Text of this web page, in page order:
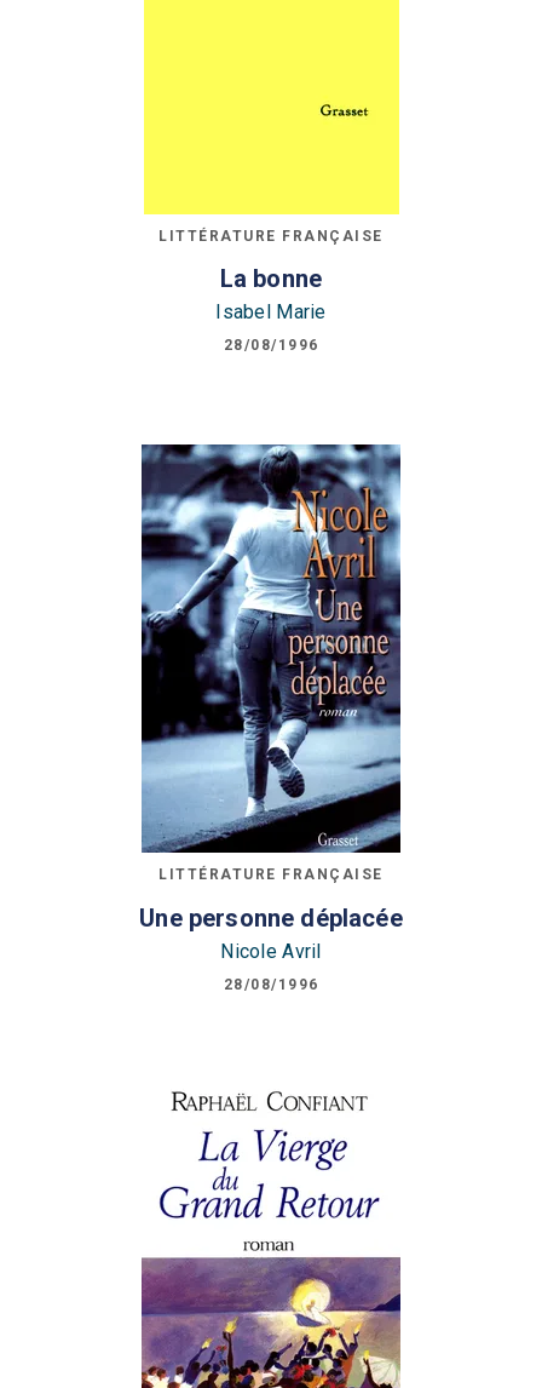
LITTÉRATURE FRANÇAISE
La bonne
Isabel Marie
28/08/1996
LITTÉRATURE FRANÇAISE
Une personne déplacée
Nicole Avril
28/08/1996